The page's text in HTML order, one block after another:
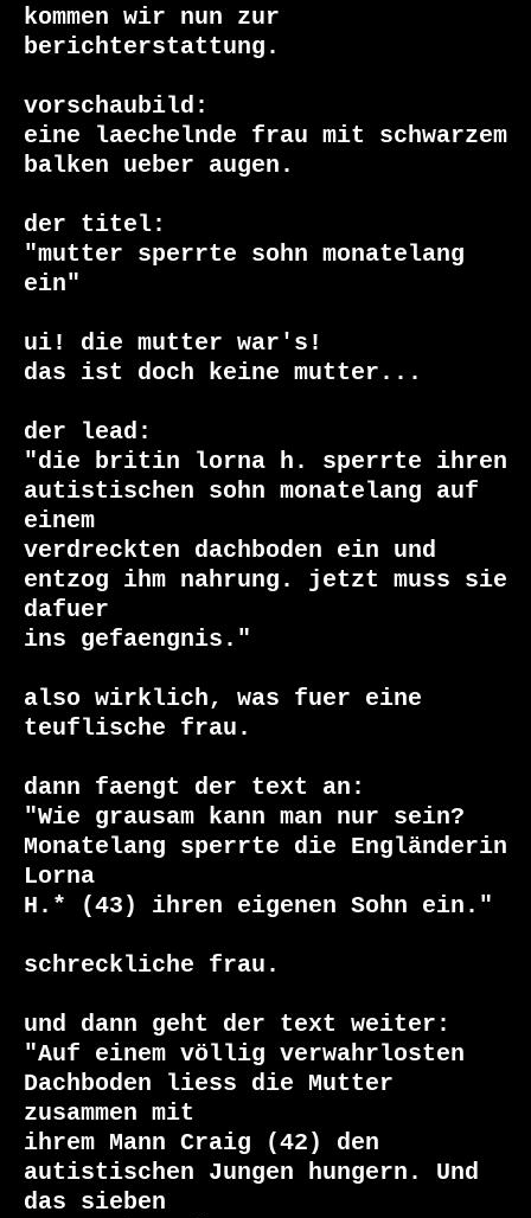
kommen wir nun zur
berichterstattung.
vorschaubild:
eine laechelnde frau mit schwarzem
balken ueber augen.
der titel:
"mutter sperrte sohn monatelang
ein"
ui! die mutter war's!
das ist doch keine mutter...
der lead:
"die britin lorna h. sperrte ihren
autistischen sohn monatelang auf
einem
verdreckten dachboden ein und
entzog ihm nahrung. jetzt muss sie
dafuer
ins gefaengnis."
also wirklich, was fuer eine
teuflische frau.
dann faengt der text an:
"Wie grausam kann man nur sein?
Monatelang sperrte die Engländerin
Lorna
H.* (43) ihren eigenen Sohn ein."
schreckliche frau.
und dann geht der text weiter:
"Auf einem völlig verwahrlosten
Dachboden liess die Mutter
zusammen mit
ihrem Mann Craig (42) den
autistischen Jungen hungern. Und
das sieben